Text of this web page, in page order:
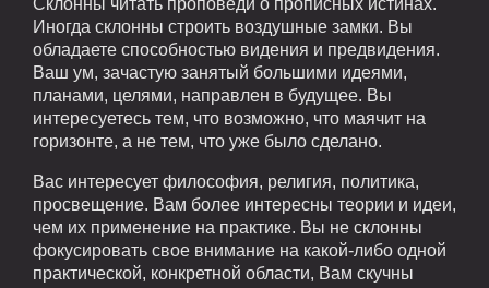
Иногда склонны строить воздушные замки. Вы
обладаете способностью видения и предвидения.
Ваш ум, зачастую занятый большими идеями,
планами, целями, направлен в будущее. Вы
интересуетесь тем, что возможно, что маячит на
горизонте, а не тем, что уже было сделано.
Вас интересует философия, религия, политика,
просвещение. Вам более интересны теории и идеи,
чем их применение на практике. Вы не склонны
фокусировать свое внимание на какой-либо одной
практической, конкретной области, Вам скучны